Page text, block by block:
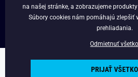
FACEBOOK
Copyright © 2025 - Budchlap.sk Všetky
litvanyi.sk
na našej stránke, a zobrazujeme
Súbory cookies nám pomáhajú zlepšiť
prehliadania.
Odmietnuť všetko
PRIJAŤ VŠETKO